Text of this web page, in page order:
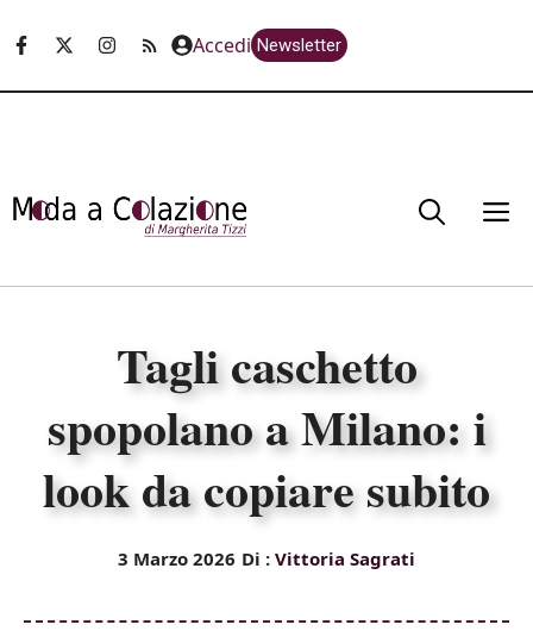
Accedi Newsletter
Tagli caschetto
spopolano a Milano: i
look da copiare subito
3 Marzo 2026 Di : Vittoria Sagrati